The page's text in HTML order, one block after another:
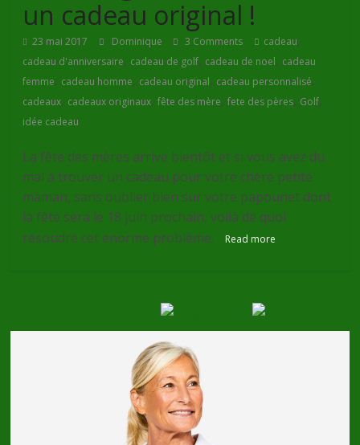
un cadeau original !
23 mai 2017 Dominique 3 Comments cadeau,
cadeau d'anniversaire, cadeau de golf, cadeau de noel, cadeau
femme, cadeau homme, cadeau original, cadeau personnalisé,
cadeaux, cadeaux originaux,fête des mère,fete des pères, Golf,
idée cadeau
La fête des mères arrive bientôt et si vous avez du
mal à trouver un cadeau pour votre chère petite
maman, sans oublier bien sur votre papounet dont
la fête sera le 18 juin prochain, voilà de quoi
résoudre cet énorme problème.
Read more